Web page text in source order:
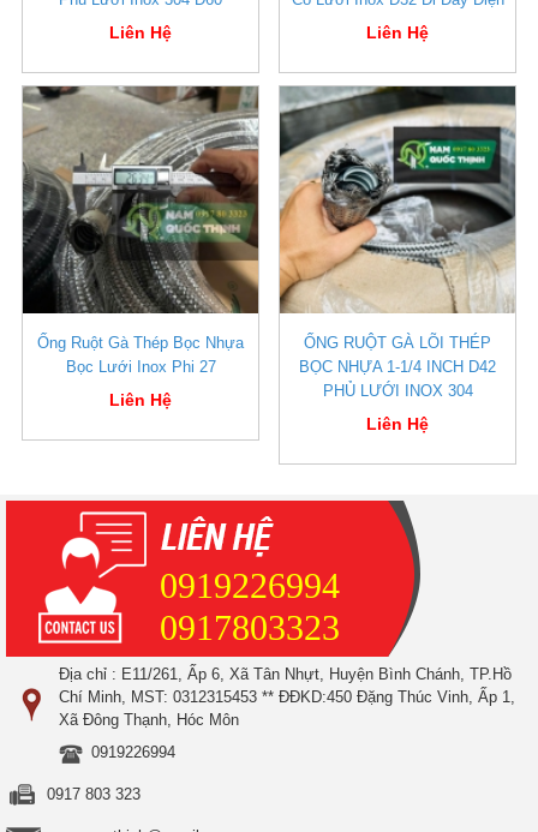
Liên Hệ Liên Hệ
Ống Ruột Gà Thép Bọc Nhựa
Bọc Lưới Inox Phi 27
Liên Hệ
ỐNG RUỘT GÀ LÕI THÉP
BỌC NHỰA 1-1/4 INCH D42
PHỦ LƯỚI INOX 304
Liên Hệ
0919226994
0917803323
Địa chỉ : E11/261, Ấp 6, Xã Tân Nhựt, Huyện Bình Chánh, TP.Hồ
Chí Minh, MST: 0312315453 ** ĐĐKD:450 Đặng Thúc Vinh, Ấp 1,
Xã Đông Thạnh, Hóc Môn
0919226994
0917 803 323